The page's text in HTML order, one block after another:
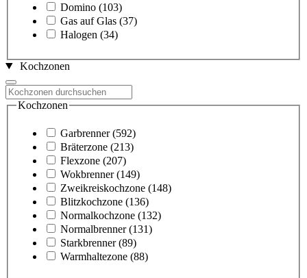
Domino (103)
Gas auf Glas (37)
Halogen (34)
Kochzonen
Kochzonen
Garbrenner (592)
Bräterzone (213)
Flexzone (207)
Wokbrenner (149)
Zweikreiskochzone (148)
Blitzkochzone (136)
Normalkochzone (132)
Normalbrenner (131)
Starkbrenner (89)
Warmhaltezone (88)